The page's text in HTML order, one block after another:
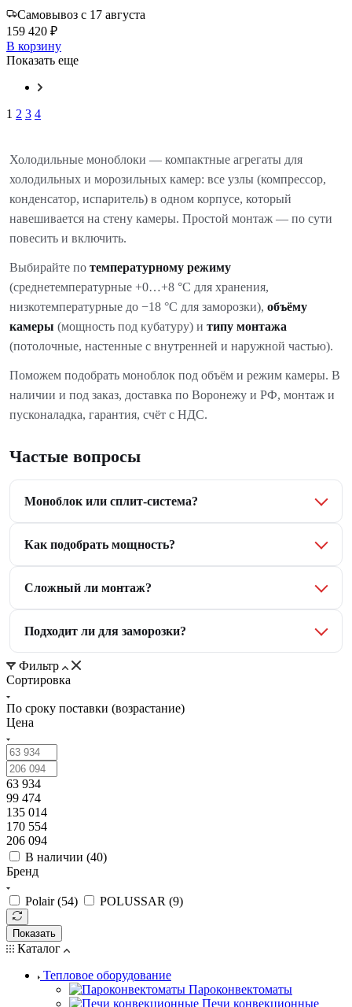
Самовывоз с 17 августа
159 420 ₽
В корзину
Показать еще
1 2 3 4
Холодильные моноблоки — компактные агрегаты для
холодильных и морозильных камер: все узлы (компрессор,
конденсатор, испаритель) в одном корпусе, который
навешивается на стену камеры. Простой монтаж — по сути
повесить и включить.
Выбирайте по температурному режиму
(среднетемпературные +0…+8 °C для хранения,
низкотемпературные до −18 °C для заморозки), объёму
камеры (мощность под кубатуру) и типу монтажа
(потолочные, настенные с внутренней и наружной частью).
Поможем подобрать моноблок под объём и режим камеры. В
наличии и под заказ, доставка по Воронежу и РФ, монтаж и
пусконаладка, гарантия, счёт с НДС.
Частые вопросы
Моноблок или сплит-система?
Как подобрать мощность?
Сложный ли монтаж?
Подходит ли для заморозки?
Фильтр
Сортировка
По сроку поставки (возрастание)
Цена
63 934
99 474
135 014
170 554
206 094
В наличии (40)
Бренд
Polair (54) POLUSSAR (9)
Показать
Каталог
Тепловое оборудование
Пароконвектоматы
Печи конвекционные